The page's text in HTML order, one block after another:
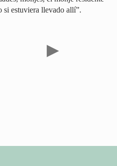
si estuviera llevado allí”.
▶